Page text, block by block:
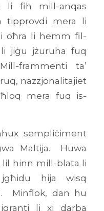
li fih mill-anqas
tipprovdi mera li
oħra li hemm fil-
jiġu jżuruha fuq
frammenti ta’
nazzjonalitajiet
mera fuq is-
sempliċiment
Maltija. Huwa
lil hinn mill-blata li
hija wisq
Minflok, dan hu
li xi darba